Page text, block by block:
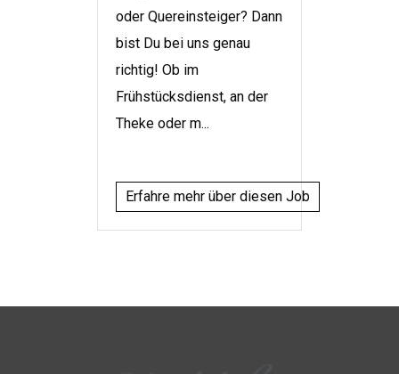
oder Quereinsteiger? Dann
bist Du bei uns genau
richtig! Ob im
Frühstücksdienst, an der
Theke oder m...
Erfahre mehr über diesen Job